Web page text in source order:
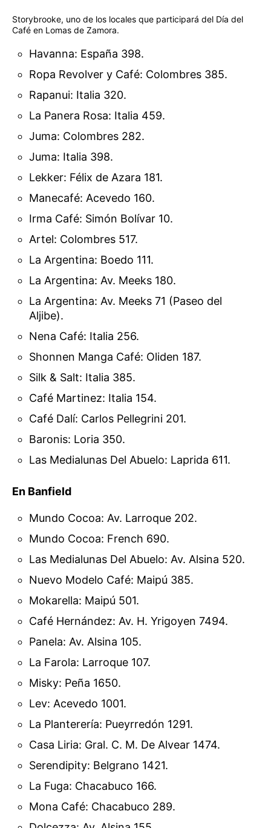
Storybrooke, uno de los locales que participará del Día del
Café en Lomas de Zamora.
Havanna: España 398.
Ropa Revolver y Café: Colombres 385.
Rapanui: Italia 320.
La Panera Rosa: Italia 459.
Juma: Colombres 282.
Juma: Italia 398.
Lekker: Félix de Azara 181.
Manecafé: Acevedo 160.
Irma Café: Simón Bolívar 10.
Artel: Colombres 517.
La Argentina: Boedo 111.
La Argentina: Av. Meeks 180.
La Argentina: Av. Meeks 71 (Paseo del
Aljibe).
Nena Café: Italia 256.
Shonnen Manga Café: Oliden 187.
Silk & Salt: Italia 385.
Café Martinez: Italia 154.
Café Dalí: Carlos Pellegrini 201.
Baronis: Loria 350.
Las Medialunas Del Abuelo: Laprida 611.
En Banfield
Mundo Cocoa: Av. Larroque 202.
Mundo Cocoa: French 690.
Las Medialunas Del Abuelo: Av. Alsina 520.
Nuevo Modelo Café: Maipú 385.
Mokarella: Maipú 501.
Café Hernández: Av. H. Yrigoyen 7494.
Panela: Av. Alsina 105.
La Farola: Larroque 107.
Misky: Peña 1650.
Lev: Acevedo 1001.
La Planterería: Pueyrredón 1291.
Casa Liria: Gral. C. M. De Alvear 1474.
Serendipity: Belgrano 1421.
La Fuga: Chacabuco 166.
Mona Café: Chacabuco 289.